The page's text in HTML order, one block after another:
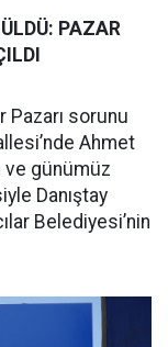
PAZAR
Pazarı sorunu
Ahmet
ve günümüz
Danıştay
Belediyesi’nin